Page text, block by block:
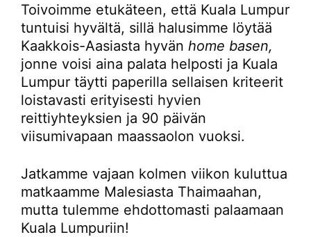
Toivoimme etukäteen, että Kuala Lumpur
tuntuisi hyvältä, sillä halusimme löytää
Kaakkois-Aasiasta hyvän home basen,
jonne voisi aina palata helposti ja Kuala
Lumpur täytti paperilla sellaisen kriteerit
loistavasti erityisesti hyvien
reittiyhteyksien ja 90 päivän
viisumivapaan maassaolon vuoksi.
Jatkamme vajaan kolmen viikon kuluttua
matkaamme Malesiasta Thaimaahan,
mutta tulemme ehdottomasti palaamaan
Kuala Lumpuriin!